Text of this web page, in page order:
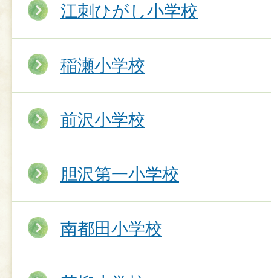
江刺ひがし小学校
稲瀬小学校
前沢小学校
胆沢第一小学校
南都田小学校